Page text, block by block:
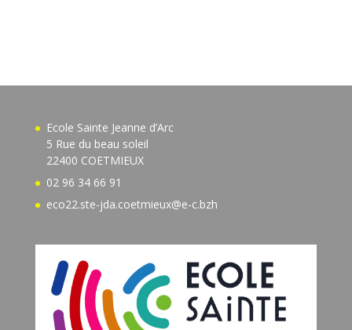
Ecole Sainte Jeanne d’Arc
5 Rue du beau soleil
22400 COETMIEUX
02 96 34 66 91
eco22.ste-jda.coetmieux@e-c.bzh